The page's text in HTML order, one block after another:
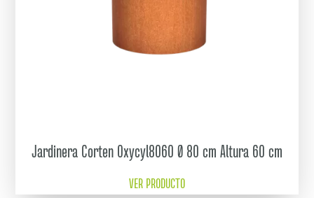
Jardinera Corten Oxycyl8060 Ø 80 cm Altura 60 cm
VER PRODUCTO